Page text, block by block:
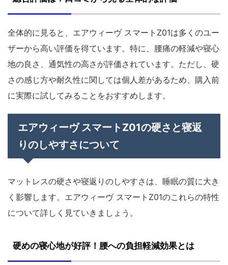
全体的に見ると、エアウィーヴ スマートZ01は多くのユー
ザーから高い評価を得ています。特に、腰痛の軽減や寝心
地の良さ、通気性の高さが評価されています。ただし、硬
さの感じ方や耐久性に関しては個人差があるため、購入前
に実際に試してみることをおすすめします。
エアウィーヴ スマートZ01の硬さと寝返
りのしやすさについて
マットレスの硬さや寝返りのしやすさは、睡眠の質に大き
く影響します。エアウィーヴ スマートZ01のこれらの特性
について詳しく見ていきましょう。
硬めの寝心地が好評！腰への負担軽減効果とは